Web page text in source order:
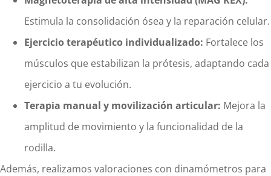
Estimula la consolidación ósea y la reparación celular.
Ejercicio terapéutico individualizado: Fortalece los
músculos que estabilizan la prótesis, adaptando cada
ejercicio a tu evolución.
Terapia manual y movilización articular: Mejora la
amplitud de movimiento y la funcionalidad de la
rodilla.
Además, realizamos valoraciones con dinamómetros para